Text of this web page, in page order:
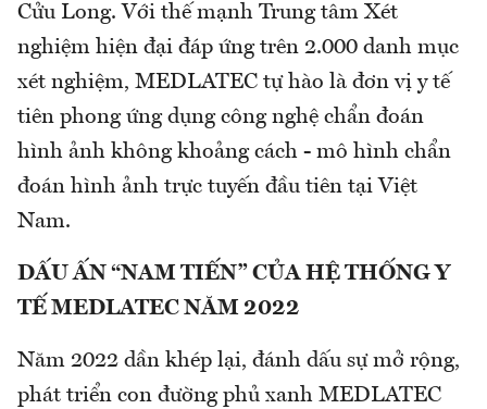
Cửu Long. Với thế mạnh Trung tâm Xét
nghiệm hiện đại đáp ứng trên 2.000 danh mục
xét nghiệm, MEDLATEC tự hào là đơn vị y tế
tiên phong ứng dụng công nghệ chẩn đoán
hình ảnh không khoảng cách - mô hình chẩn
đoán hình ảnh trực tuyến đầu tiên tại Việt
Nam.
DẤU ẤN “NAM TIẾN” CỦA HỆ THỐNG Y
TẾ MEDLATEC NĂM 2022
Năm 2022 dần khép lại, đánh dấu sự mở rộng,
phát triển con đường phủ xanh MEDLATEC